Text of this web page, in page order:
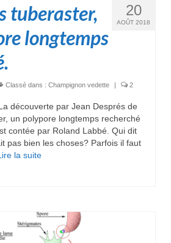
20
AOÛT 2018
tuberaster,
longtemps
Classé dans : Champignon vedette | 2
découverte par Jean Després de
un polypore longtemps recherché
contée par Roland Labbé. Qui dit
pas bien les choses? Parfois il faut
la suite­­